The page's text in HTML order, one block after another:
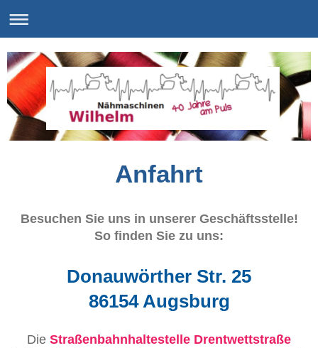
Anfahrt
Besuchen Sie uns in unserer Geschäftsstelle!
So finden Sie zu uns:
Donauwörther Str. 25
86154 Augsburg
Die Straßenbahnhaltestelle Drentwettstraße